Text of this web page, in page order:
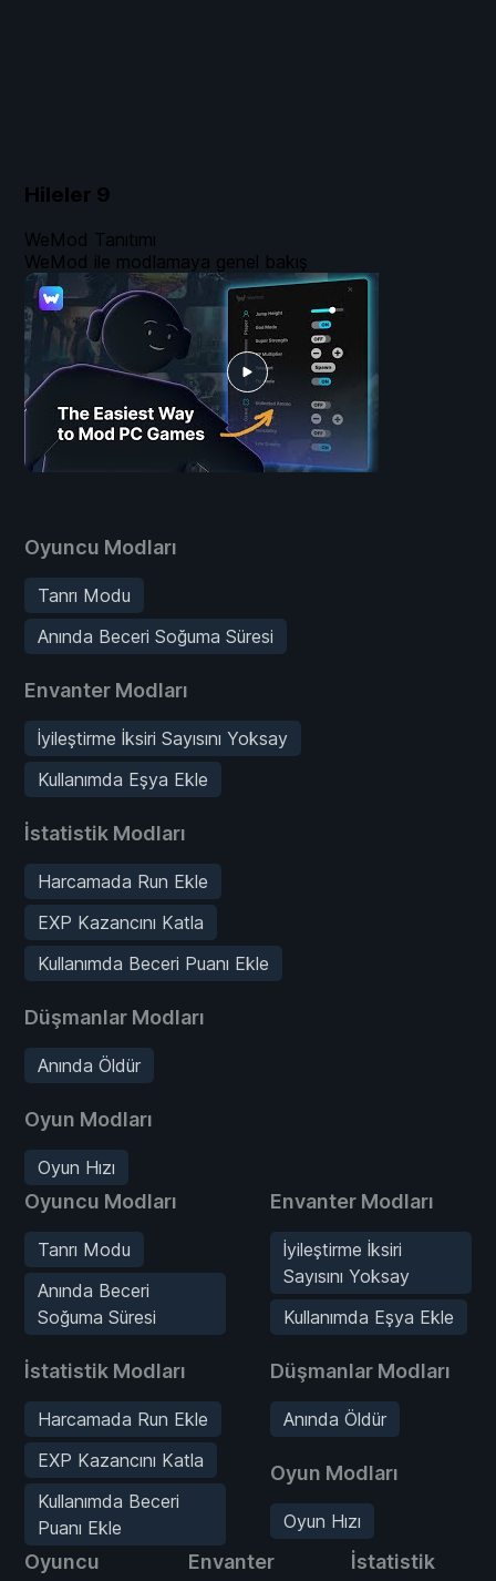
Hileler 9
Oyuncu Modları
Tanrı Modu
Anında Beceri Soğuma Süresi
Envanter Modları
İyileştirme İksiri Sayısını Yoksay
Kullanımda Eşya Ekle
İstatistik Modları
Harcamada Run Ekle
EXP Kazancını Katla
Kullanımda Beceri Puanı Ekle
Düşmanlar Modları
Anında Öldür
Oyun Modları
Oyun Hızı
Oyuncu Modları
Tanrı Modu
Anında Beceri
Soğuma Süresi
İstatistik Modları
Harcamada Run Ekle
EXP Kazancını Katla
Kullanımda Beceri
Puanı Ekle
Envanter Modları
İyileştirme İksiri
Sayısını Yoksay
Kullanımda Eşya Ekle
Düşmanlar Modları
Anında Öldür
Oyun Modları
Oyun Hızı
Oyuncu
Envanter
İstatistik
WeMod Tanıtımı
WeMod ile modlamaya genel bakış